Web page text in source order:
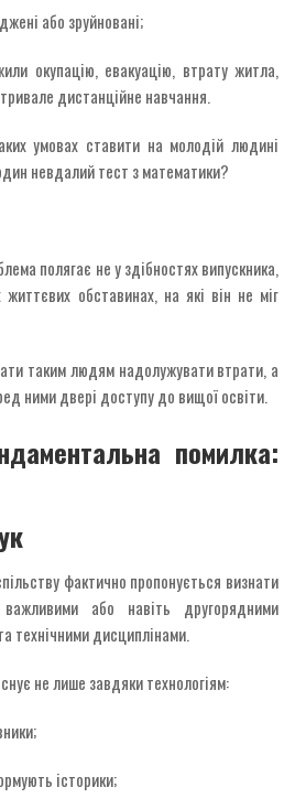
або зруйновані;
окупацію, евакуацію, втрату житла,
дистанційне навчання.
умовах ставити на молодій людині
невдалий тест з математики?
полягає не у здібностях випускника,
обставинах, на які він не міг
таким людям надолужувати втрати, а
ними двері доступу до вищої освіти.
помилка:
фактично пропонується визнати
або навіть другорядними
технічними дисциплінами.
не лише завдяки технологіям:
історики;